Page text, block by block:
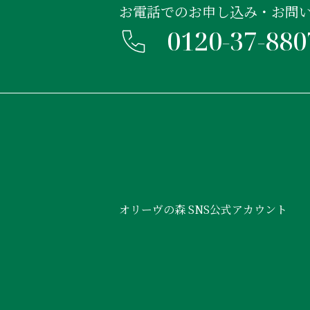
お電話でのお申し込み・お問
0120-37-
オリーヴの森 SNS公式アカウント